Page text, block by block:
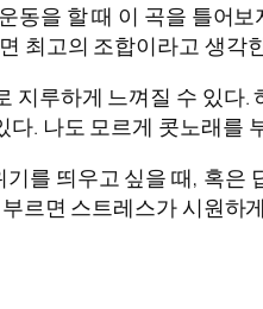
동을 할 때 이 곡을 틀어
최고의 조합이라고 생각
지루하게 느껴질 수 있다.
. 나도 모르게 콧노래를
를 띄우고 싶을 때, 혹은
르면 스트레스가 시원하